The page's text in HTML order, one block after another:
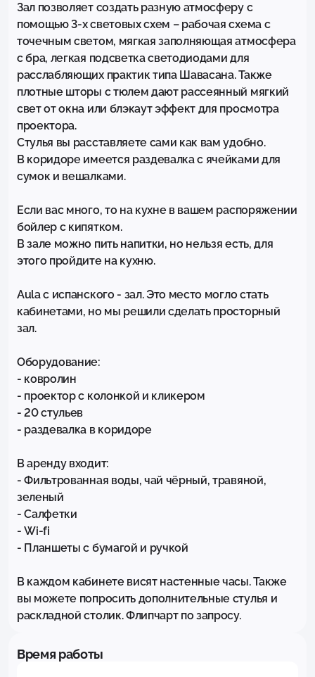
Зал позволяет создать разную атмосферу с
помощью 3-х световых схем – рабочая схема с
точечным светом, мягкая заполняющая атмосфера
с бра, легкая подсветка светодиодами для
расслабляющих практик типа Шавасана. Также
плотные шторы с тюлем дают рассеянный мягкий
свет от окна или блэкаут эффект для просмотра
проектора.
Стулья вы расставляете сами как вам удобно.
В коридоре имеется раздевалка с ячейками для
сумок и вешалками.
Если вас много, то на кухне в вашем распоряжении
бойлер с кипятком.
В зале можно пить напитки, но нельзя есть, для
этого пройдите на кухню.
Aula с испанского - зал. Это место могло стать
кабинетами, но мы решили сделать просторный
зал.
Оборудование:
- ковролин
- проектор с колонкой и кликером
- 20 стульев
- раздевалка в коридоре
В аренду входит:
- Фильтрованная воды, чай чёрный, травяной,
зеленый
- Салфетки
- Wi-fi
- Планшеты с бумагой и ручкой
В каждом кабинете висят настенные часы. Также
вы можете попросить дополнительные стулья и
раскладной столик. Флипчарт по запросу.
Время работы